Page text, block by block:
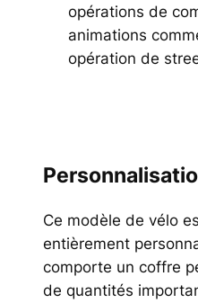
opérations de
animations
opération de
Ce modèle de vélo
entièrement
comporte un coffre
de quantités